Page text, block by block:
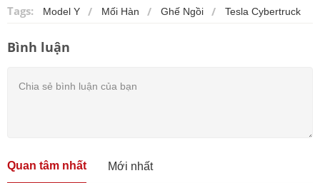
Tags: Model Y Mối Hàn Ghế Ngồi Tesla Cybertruck
Bình luận
Quan tâm nhất Mới nhất